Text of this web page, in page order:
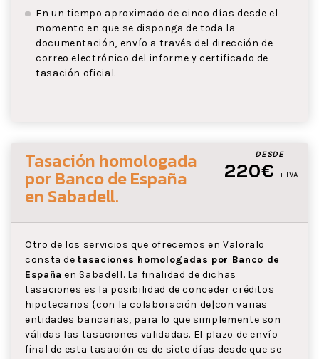
En un tiempo aproximado de cinco días desde el
momento en que se disponga de toda la
documentación, envío a través del dirección de
correo electrónico del informe y certificado de
tasación oficial.
DESDE
220€ + IVA
Tasación homologada
por Banco de España
en Sabadell.
Otro de los servicios que ofrecemos en Valoralo
consta detasaciones homologadas por Banco de
España en Sabadell. La finalidad de dichas
tasaciones es la posibilidad de conceder créditos
hipotecarios {con la colaboración de|con varias
entidades bancarias, para lo que simplemente son
válidas las tasaciones validadas. El plazo de envío
final de esta tasación es de siete días desde que se